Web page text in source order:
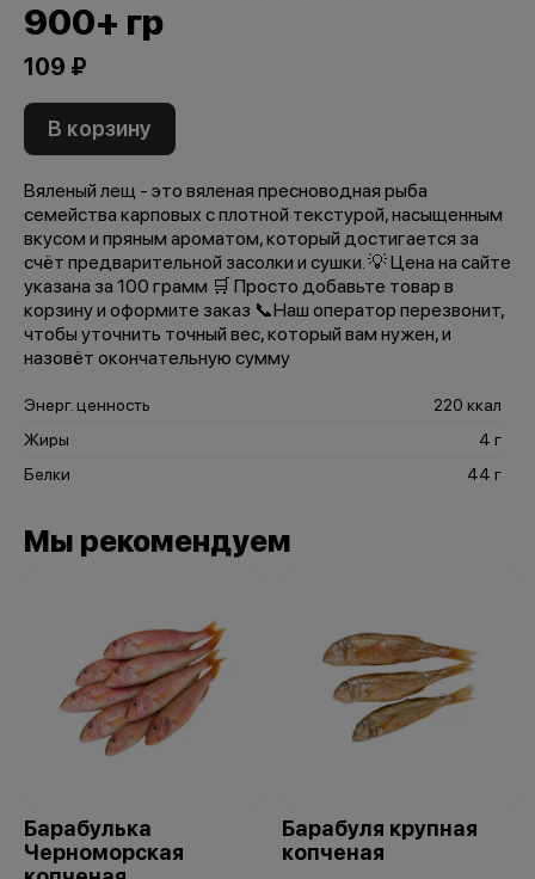
900+ гр
109 ₽
В корзину
Вяленый лещ - это вяленая пресноводная рыба
семейства карповых с плотной текстурой, насыщенным
вкусом и пряным ароматом, который достигается за
счёт предварительной засолки и сушки. 💡 Цена на сайте
указана за 100 грамм 🛒 Просто добавьте товар в
корзину и оформите заказ 📞Наш оператор перезвонит,
чтобы уточнить точный вес, который вам нужен, и
назовёт окончательную сумму
Энерг. ценность
220 ккал
Жиры
4 г
Белки
44 г
Мы рекомендуем
Барабулька
Черноморская
Барабуля крупная
копченая